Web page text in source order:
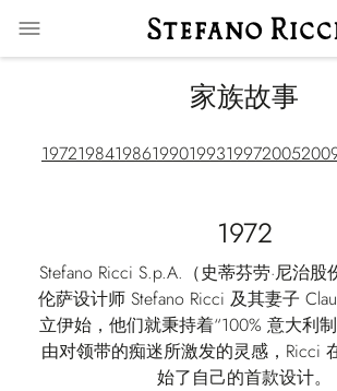
家族故事
1972198419861990199319972005
1972
Stefano Ricci S.p.A.（史蒂芬劳·尼治
伦萨设计师 Stefano Ricci 及其妻子
立伊始，他们就秉持着“100% 意大利
由对领带的痴迷所激发的灵感，Ricci
始了自己的首款设计。